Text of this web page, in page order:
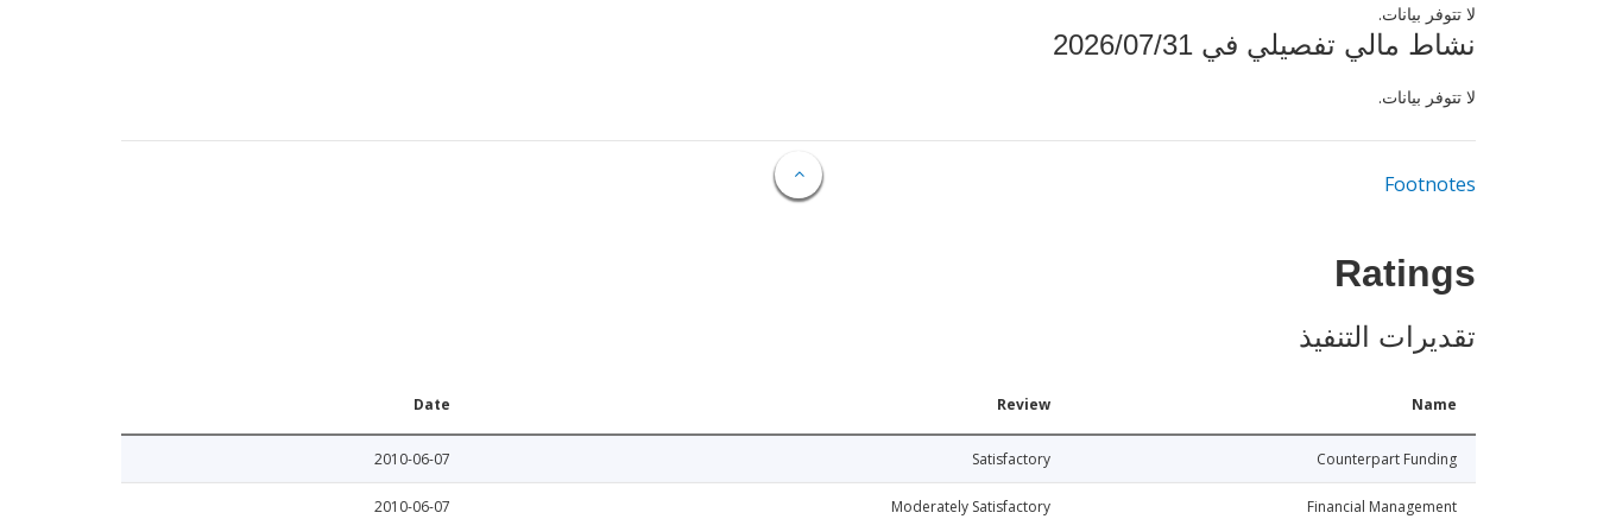
لا تتوفر بيانات.
نشاط مالي تفصيلي في 2026/07/31
لا تتوفر بيانات.
Footnotes
Ratings
تقديرات التنفيذ
Name
Review
Date
Counterpart Funding
Satisfactory
2010-06-07
Financial Management
Moderately Satisfactory
2010-06-07